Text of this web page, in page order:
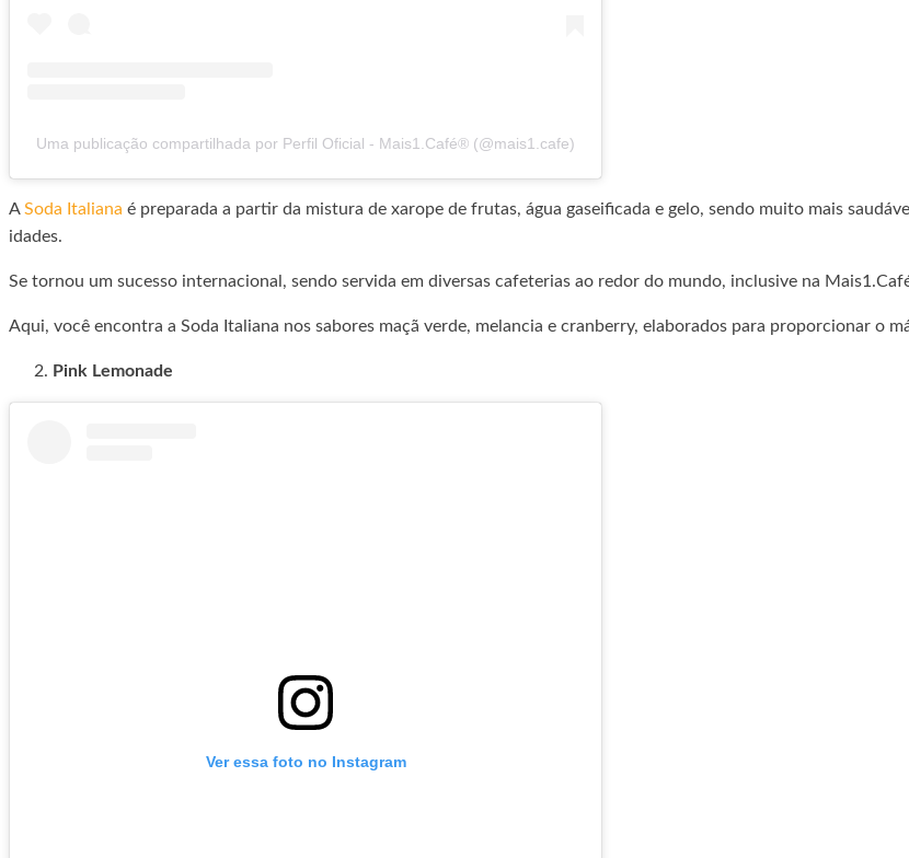
Uma publicação compartilhada por Perfil Oficial - Mais1.Café®️ (@mais1.cafe)
ASoda Italiana é preparada a partir da mistura de xarope de frutas, água gaseificada e gelo, sendo muito mais
idades.
Se tornou um sucesso internacional, sendo servida em diversas cafeterias ao redor do mundo, inclusive na
Aqui, você encontra a Soda Italiana nos sabores maçã verde, melancia e cranberry, elaborados para proporcionar o
Pink Lemonade
Ver essa foto no Instagram